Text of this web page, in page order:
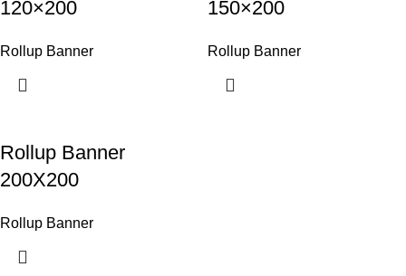
120×200
Rollup Banner
150×200
Rollup Banner
Rollup Banner
200X200
Rollup Banner